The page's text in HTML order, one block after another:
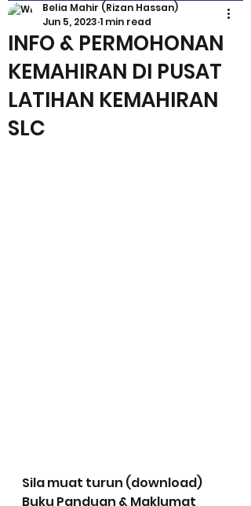
INFO & PERMOHONAN
KEMAHIRAN DI PUSAT
LATIHAN KEMAHIRAN
SLC
Belia Mahir (Rizan Hassan)
Jun 5, 2023 1 min read
Sila muat turun (download)
Buku Panduan & Maklumat